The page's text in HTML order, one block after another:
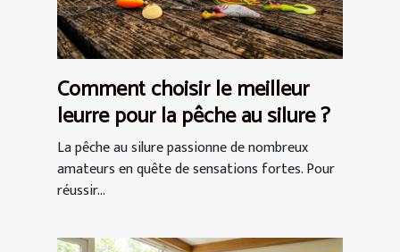
Comment choisir le meilleur
leurre pour la pêche au silure ?
La pêche au silure passionne de nombreux
amateurs en quête de sensations fortes. Pour
réussir...